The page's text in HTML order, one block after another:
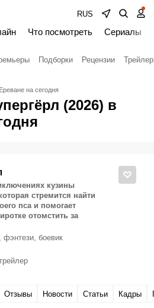
RUS
Что посмотреть Сериалы
Подборки Рецензии
на сегодня
(2026) в
кузины
стремится найти
пса и помогает
отомстить за
фэнтези, боевик
Отзывы Новости Статьи Кадры